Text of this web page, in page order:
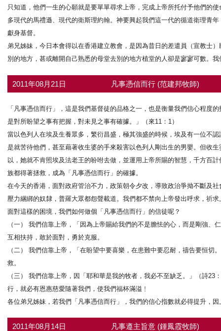
只知道，他們一生的心願就是要單單尋求上帝，完成上帝所托付予他們
多現代的馬禮遜、現代的衛斯理約翰。神要興起我們這一代的循道衛理青
獻身基督。
弟兄姊妹，今日本會得以在香港建立教會，是因為昔日的差遣員（宣教士
別的地方，甚或離開自己熟悉的母堂去別的地方植堂的人卻是寥寥可數。
2011年08月21日 凡事憑信而行 (范建邦牧師)
「凡事憑信而行」，這是我們基督徒的品格之一，也是衡量我們信心程度
是對所盼望之事有把握，對未見之事有確據。」（來11：1）
當以色列人在埃及生養眾多，繁衍昌盛，極其強盛的時候，埃及有一位不
是就苦待他們，甚至藉著收生婆的手來殺害以色列人剛出生的男嬰。但收
以，她就不肯照埃及法老王的吩咐去做，並運用上帝所賜的智慧，千方百
族都得著拯救，成為「凡事憑信而行」的確據。
在今天的香港，面對政府管治不力，政策朝令夕改，導致政治爭拗不斷及
壓力綑綁的奴隸，普羅大眾都怨聲載道。我們都不禁向上帝發出呼求，祈
面對這樣的困境，我們如何做個「凡事憑信而行」的信徒呢？
（一） 我們信靠上帝，「因為上帝賜給我們的不是膽怯的心，而是剛強
互相扶持，敢於面對，勇於克服。
（二） 我們信靠上帝，「在盼望中要喜樂，在患難中要忍耐，禱告要恒
救。
（三） 我們信靠上帝，因「耶和華是我的牧者，我必不至缺乏。」（詩
行，就必有恩惠慈愛隨著我們，使我們福杯滿溢﹗
各位弟兄姊妹，若我們「凡事憑信而行」，我們的信心指數就必得提升，
2011年08月14日 凡事遵主旨意 (鍾鳳霞牧師)